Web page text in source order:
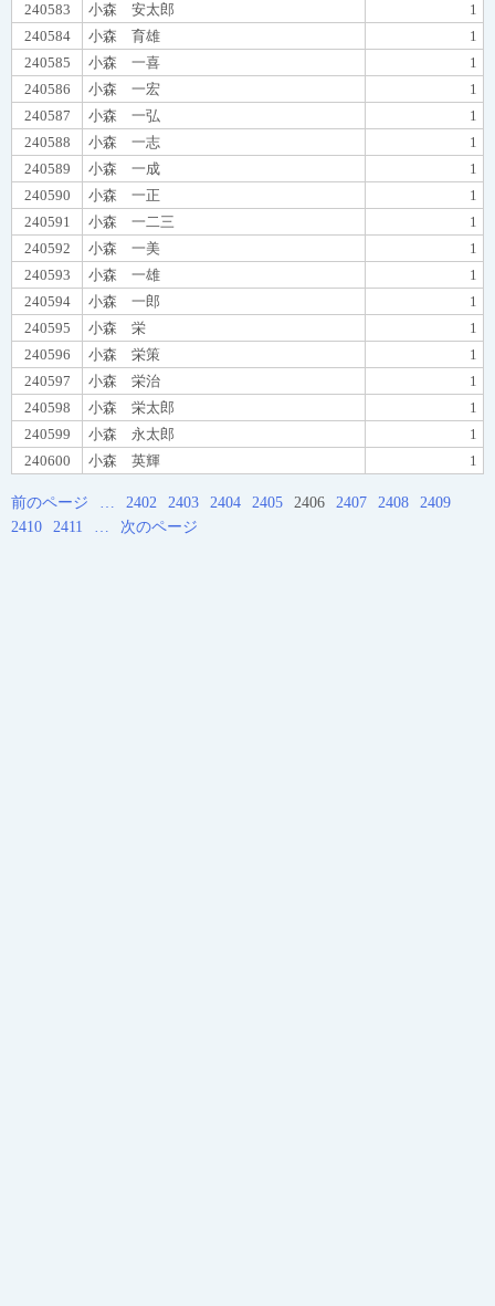
240583
小森 安太郎
1
240584
小森 育雄
1
240585
小森 一喜
1
240586
小森 一宏
1
240587
小森 一弘
1
240588
小森 一志
1
240589
小森 一成
1
240590
小森 一正
1
240591
小森 一二三
1
240592
小森 一美
1
240593
小森 一雄
1
240594
小森 一郎
1
240595
小森 栄
1
240596
小森 栄策
1
240597
小森 栄治
1
240598
小森 栄太郎
1
240599
小森 永太郎
1
240600
小森 英輝 1
前のページ … 2402 2403 2404 2405 2406 2407 2408
2409
2410
2411 … 次のページ